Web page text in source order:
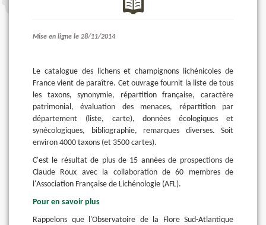
Mise en ligne le 28/11/2014
Le catalogue des lichens et champignons lichénicoles de
France vient de paraître. Cet ouvrage fournit la liste de tous
les taxons, synonymie, répartition française, caractère
patrimonial, évaluation des menaces, répartition par
département (liste, carte), données écologiques et
synécologiques, bibliographie, remarques diverses. Soit
environ 4000 taxons (et 3500 cartes).
C'est le résultat de plus de 15 années de prospections de
Claude Roux avec la collaboration de 60 membres de
l'Association Française de Lichénologie (AFL).
Pour en savoir plus
Rappelons que l'Observatoire de la Flore Sud-Atlantique